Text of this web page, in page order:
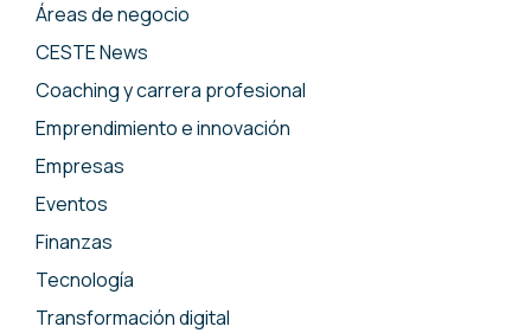
Áreas de negocio
CESTE News
Coaching y carrera profesional
Emprendimiento e innovación
Empresas
Eventos
Finanzas
Tecnología
Transformación digital